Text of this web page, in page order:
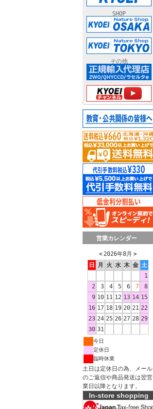
SHOP
その他
営業カレンダー
＜ 2026年8月 ＞
日
月 火 水 木 金 土
1
2
3 4 5 6 7
8
9 10 11 12 13 14 15
16 17 18 19 20 21 22
23 24 25 26 27 28 29
30 31
今日
定休日
臨時休業
土日は定休日の為、メール
のご返信や商品発送は翌営
業日以降となります。
In-store shopping